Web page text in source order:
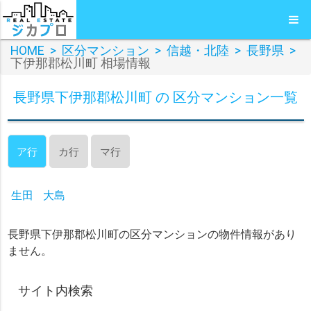
HOME > 区分マンション > 信越・北陸 > 長野県 >
下伊那郡松川町 相場情報
長野県下伊那郡松川町 の 区分マンション一覧
ア行 カ行 マ行
生田 大島
長野県下伊那郡松川町の区分マンションの物件情報があり
ません。
サイト内検索